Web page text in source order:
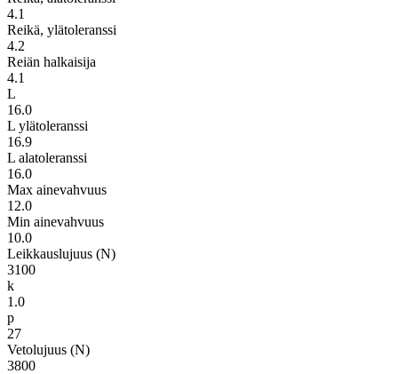
4.1
Reikä, ylätoleranssi
4.2
Reiän halkaisija
4.1
L
16.0
L ylätoleranssi
16.9
L alatoleranssi
16.0
Max ainevahvuus
12.0
Min ainevahvuus
10.0
Leikkauslujuus (N)
3100
k
1.0
p
27
Vetolujuus (N)
3800